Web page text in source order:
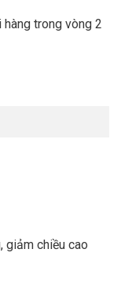
hàng trong vòng 2
giảm chiều cao